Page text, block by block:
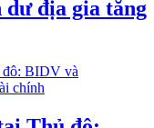
dư địa gia tăng